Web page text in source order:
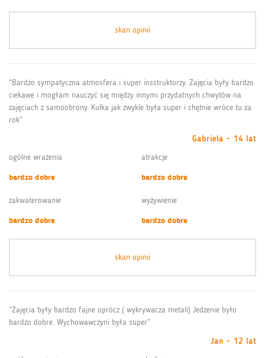
skan opinii
“Bardzo sympatyczna atmosfera i super insstruktorzy. Zajęcia były bardzo
ciekawe i mogłam nauczyć się między innymi przydatnych chwytów na
zajęciach z samoobrony. Kulka jak zwykle była super i chętnie wróce tu za
rok”
Gabriela - 14 lat
ogólne wrażenia
bardzo dobre
atrakcje
bardzo dobre
zakwaterowanie
bardzo dobre
wyżywienie
bardzo dobre
skan opinii
“Zajęcia były bardzo fajne oprócz ( wykrywacza metali) Jedzenie było
bardzo dobre. Wychowawczyni była super”
Jan - 12 lat